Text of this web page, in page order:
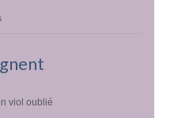
viol oublié